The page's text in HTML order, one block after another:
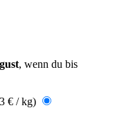
, wenn du bis
€ / kg)